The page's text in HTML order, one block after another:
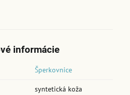
informácie
Šperkovnice
syntetická koža